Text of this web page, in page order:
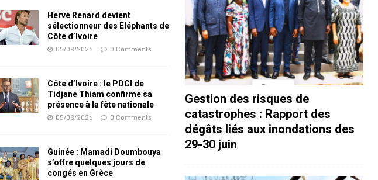
Hervé Renard devient
sélectionneur des Eléphants de
Côte d’Ivoire
05/08/2026 0 Comments
Côte d’Ivoire : le PDCI de
Tidjane Thiam confirme sa
présence à la fête nationale
05/08/2026 0 Comments
Guinée : Mamadi Doumbouya
s’offre quelques jours de
congés en Grèce
Gestion des risques de
catastrophes : Rapport des
dégâts liés aux inondations des
29-30 juin